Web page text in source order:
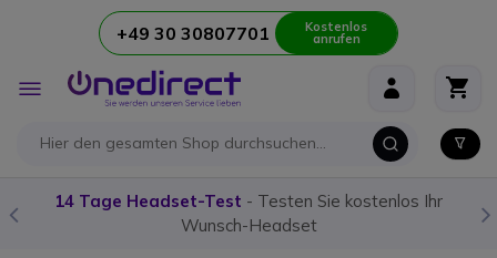
Zum Inhalt springen+49 30 30807701 Kostenlos
anrufen
Navigation
umschalten
14 Tage Headset-Test- Testen Sie kostenlos Ihr
Wunsch-Headset